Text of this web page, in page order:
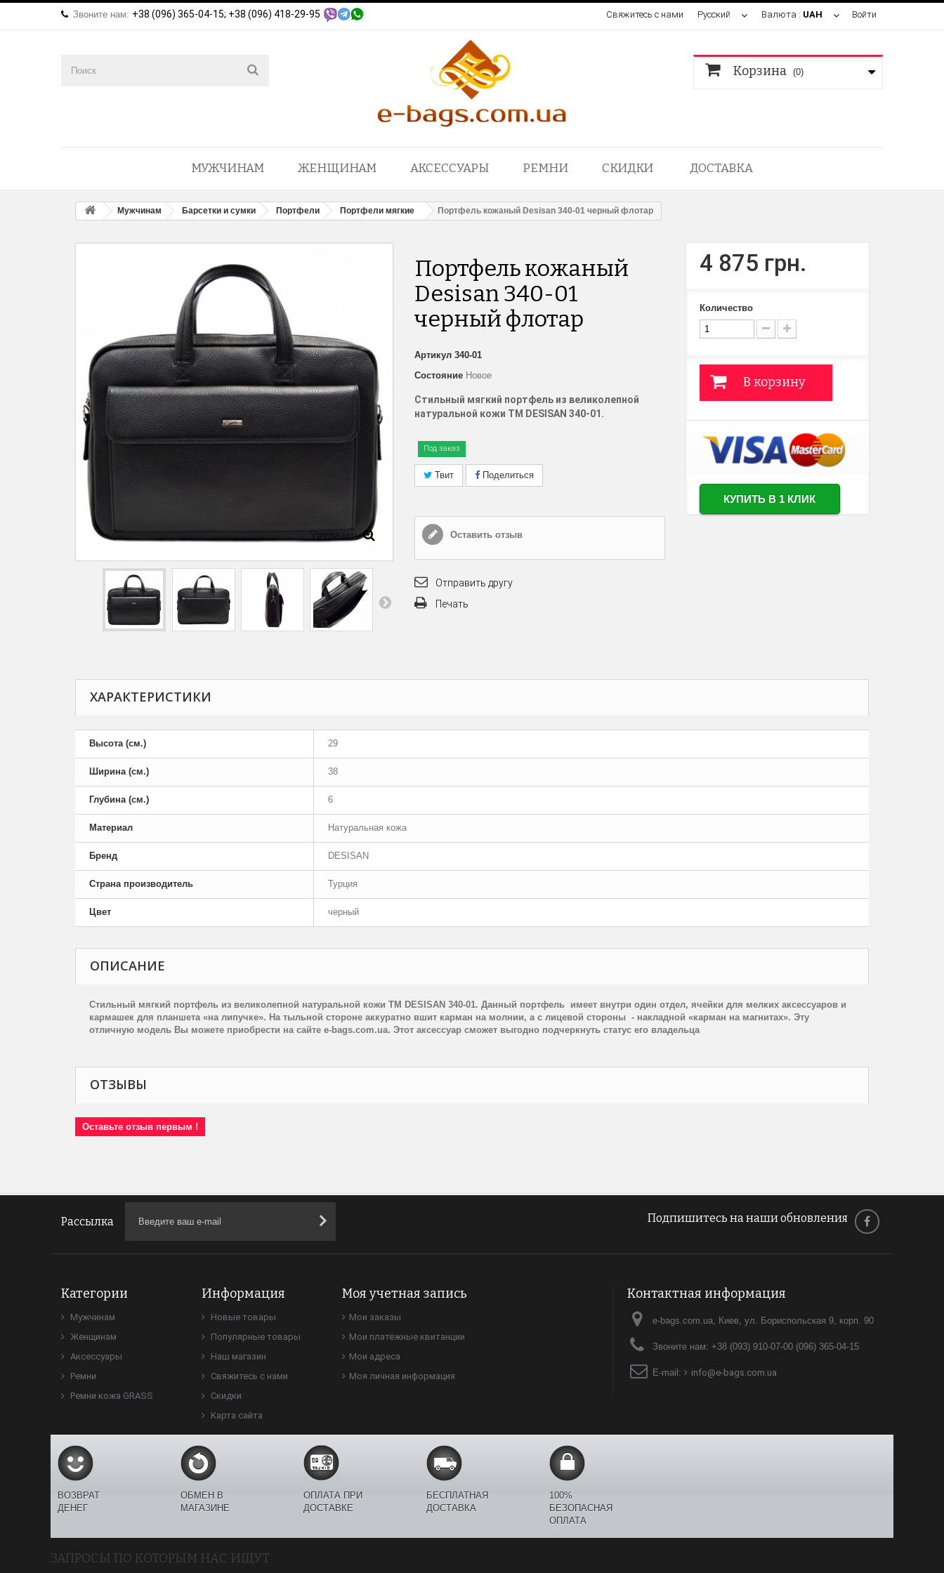
Войти
Валюта : UAH
Русский
Свяжитесь с нами
Звоните нам: +38 (096) 365-04-15; +38 (096) 418-29-95
Корзина (0)
МУЖЧИНАМ ЖЕНЩИНАМ АКСЕССУАРЫ РЕМНИ СКИДКИ ДОСТАВКА
Мужчинам Барсетки и сумки Портфели Портфели мягкие Портфель кожаный Desisan 340-01 черный флотар
Увеличить
Портфель кожаный
Desisan 340-01
черный флотар
Артикул 340-01
Состояние Новое
Стильный мягкий портфель из великолепной
натуральной кожи TM DESISAN 340-01.
Под заказ
Твит Поделиться
Оставить отзыв
Отправить другу
Печать
4 875 грн.
Количество
В корзину
КУПИТЬ В 1 КЛИК
ХАРАКТЕРИСТИКИ
Высота (см.) 29
Ширина (см.) 38
Глубина (см.) 6
Материал Натуральная кожа
Бренд DESISAN
Страна производитель Турция
Цвет черный
ОПИСАНИЕ
Стильный мягкий портфель из великолепной натуральной кожи TM DESISAN 340-01. Данный портфель имеет внутри один отдел, ячейки для мелких аксессуаров и
кармашек для планшета «на липучке». На тыльной стороне аккуратно вшит карман на молнии, а с лицевой стороны - накладной «карман на магнитах». Эту
отличную модель Вы можете приобрести на сайте e-bags.com.ua. Этот аксессуар сможет выгодно подчеркнуть статус его владельца
ОТЗЫВЫ
Оставьте отзыв первым !
Рассылка Подпишитесь на наши обновления
Категории
Мужчинам
Женщинам
Аксессуары
Ремни
Ремни кожа GRASS
Информация
Новые товары
Популярные товары
Наш магазин
Свяжитесь с нами
Скидки
Карта сайта
Моя учетная запись
Мои заказы
Мои платёжные квитанции
Мои адреса
Моя личная информация
Контактная информация
e-bags.com.ua, Киев, ул. Бориспольская 9, корп. 90
Звоните нам: +38 (093) 910-07-00 (096) 365-04-15
E-mail: info@e-bags.com.ua
ВОЗВРАТ
ДЕНЕГ
ОБМЕН В
МАГАЗИНЕ
ОПЛАТА ПРИ
ДОСТАВКЕ
БЕСПЛАТНАЯ
ДОСТАВКА
100%
БЕЗОПАСНАЯ
ОПЛАТА
ЗАПРОСЫ ПО КОТОРЫМ НАС ИЩУТ